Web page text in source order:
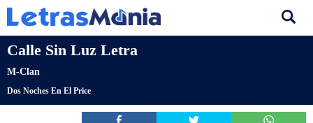
Calle Sin Luz Letra
M-Clan
Dos Noches En El Price